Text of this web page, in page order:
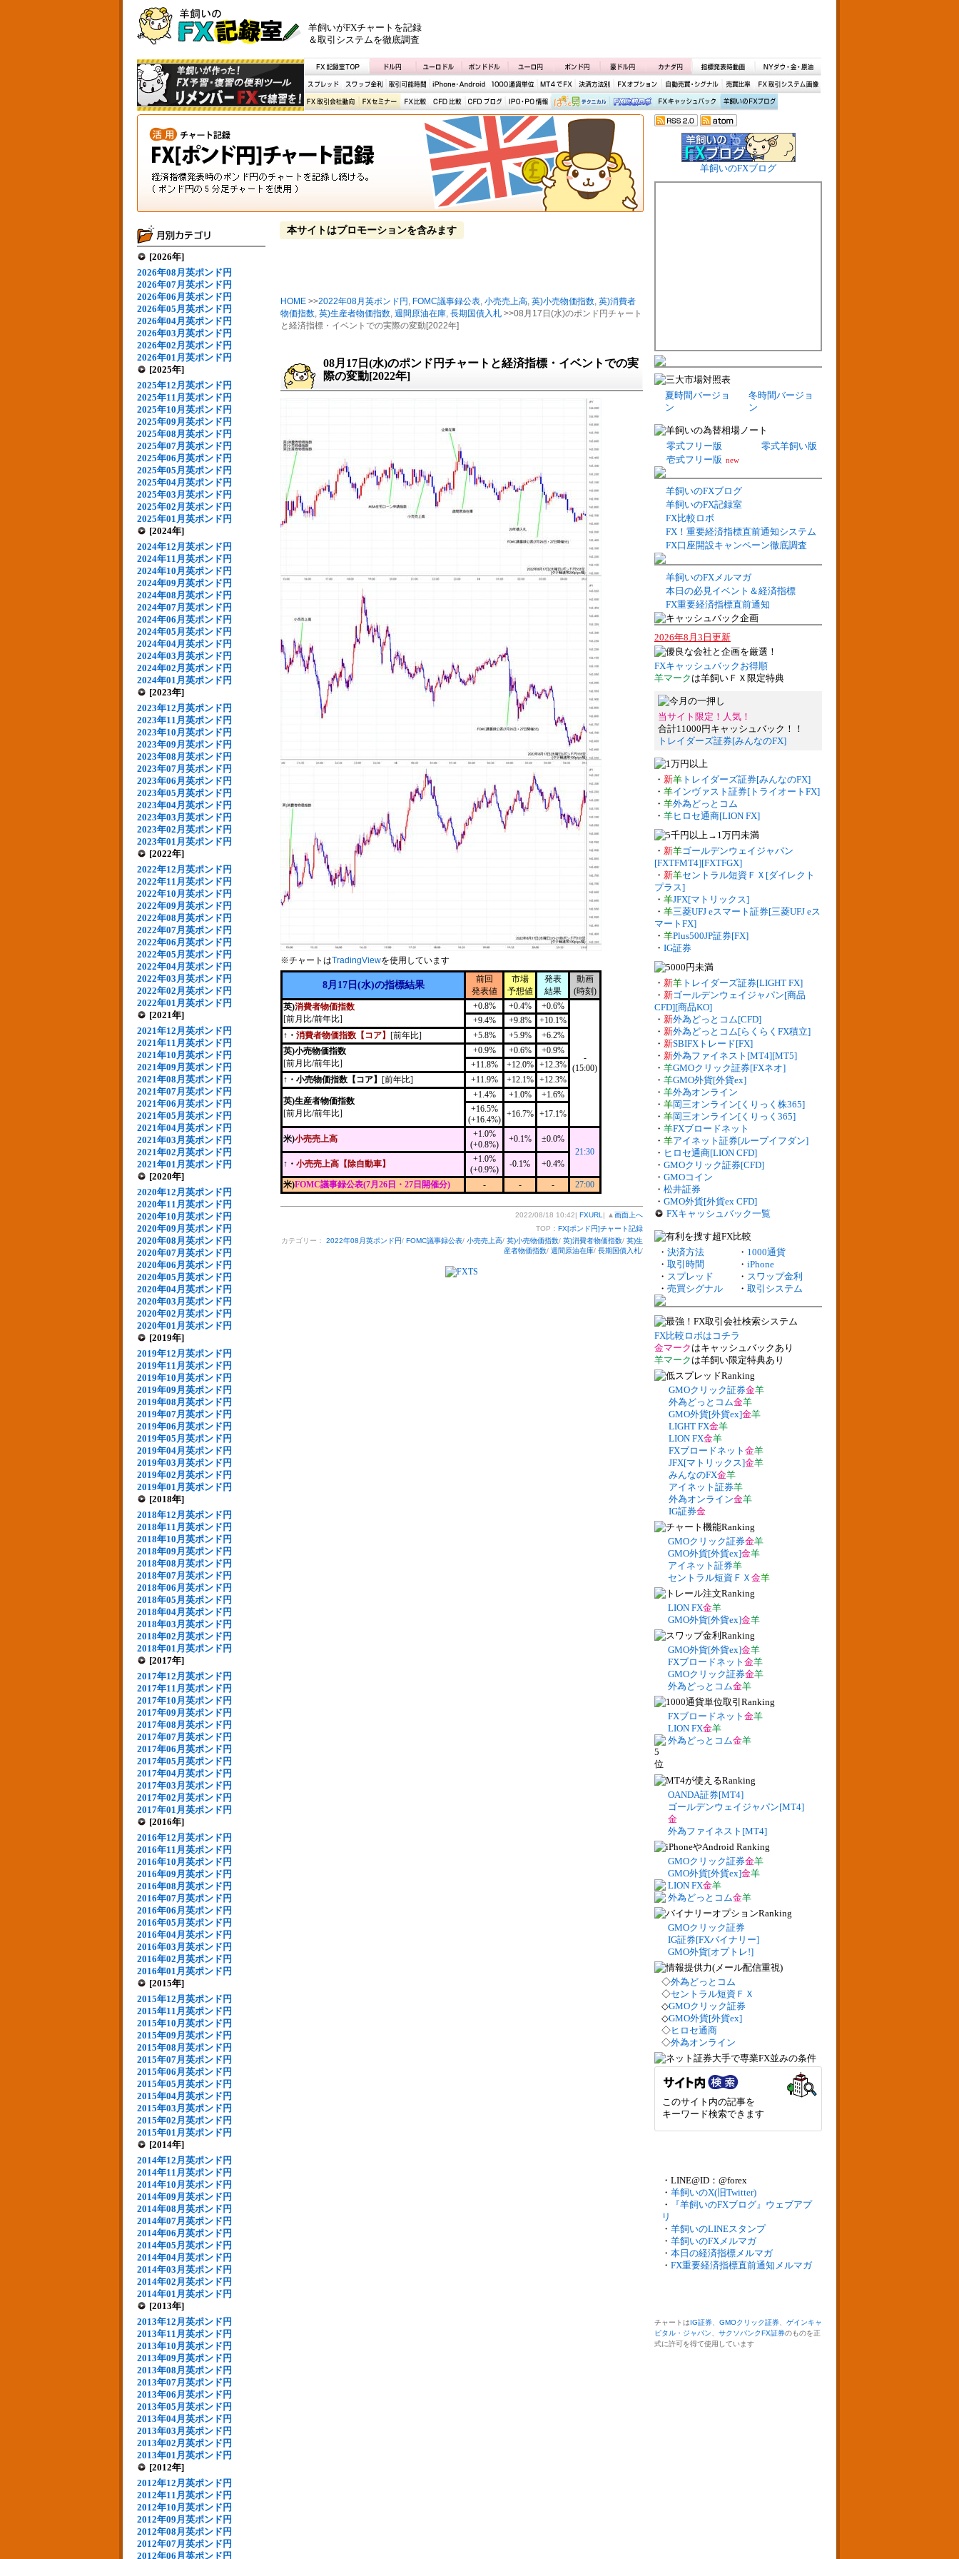
羊飼いがFXチャートを記録
＆取引システムを徹底調査
[2026年]
2026年08月英ポンド円
2026年07月英ポンド円
2026年06月英ポンド円
2026年05月英ポンド円
2026年04月英ポンド円
2026年03月英ポンド円
2026年02月英ポンド円
2026年01月英ポンド円
[2025年]
2025年12月英ポンド円
2025年11月英ポンド円
2025年10月英ポンド円
2025年09月英ポンド円
2025年08月英ポンド円
2025年07月英ポンド円
2025年06月英ポンド円
2025年05月英ポンド円
2025年04月英ポンド円
2025年03月英ポンド円
2025年02月英ポンド円
2025年01月英ポンド円
[2024年]
2024年12月英ポンド円
2024年11月英ポンド円
2024年10月英ポンド円
2024年09月英ポンド円
2024年08月英ポンド円
2024年07月英ポンド円
2024年06月英ポンド円
2024年05月英ポンド円
2024年04月英ポンド円
2024年03月英ポンド円
2024年02月英ポンド円
2024年01月英ポンド円
[2023年]
2023年12月英ポンド円
2023年11月英ポンド円
2023年10月英ポンド円
2023年09月英ポンド円
2023年08月英ポンド円
2023年07月英ポンド円
2023年06月英ポンド円
2023年05月英ポンド円
2023年04月英ポンド円
2023年03月英ポンド円
2023年02月英ポンド円
2023年01月英ポンド円
[2022年]
2022年12月英ポンド円
2022年11月英ポンド円
2022年10月英ポンド円
2022年09月英ポンド円
2022年08月英ポンド円
2022年07月英ポンド円
2022年06月英ポンド円
2022年05月英ポンド円
2022年04月英ポンド円
2022年03月英ポンド円
2022年02月英ポンド円
2022年01月英ポンド円
[2021年]
2021年12月英ポンド円
2021年11月英ポンド円
2021年10月英ポンド円
2021年09月英ポンド円
2021年08月英ポンド円
2021年07月英ポンド円
2021年06月英ポンド円
2021年05月英ポンド円
2021年04月英ポンド円
2021年03月英ポンド円
2021年02月英ポンド円
2021年01月英ポンド円
[2020年]
2020年12月英ポンド円
2020年11月英ポンド円
2020年10月英ポンド円
2020年09月英ポンド円
2020年08月英ポンド円
2020年07月英ポンド円
2020年06月英ポンド円
2020年05月英ポンド円
2020年04月英ポンド円
2020年03月英ポンド円
2020年02月英ポンド円
2020年01月英ポンド円
[2019年]
2019年12月英ポンド円
2019年11月英ポンド円
2019年10月英ポンド円
2019年09月英ポンド円
2019年08月英ポンド円
2019年07月英ポンド円
2019年06月英ポンド円
2019年05月英ポンド円
2019年04月英ポンド円
2019年03月英ポンド円
2019年02月英ポンド円
2019年01月英ポンド円
[2018年]
2018年12月英ポンド円
2018年11月英ポンド円
2018年10月英ポンド円
2018年09月英ポンド円
2018年08月英ポンド円
2018年07月英ポンド円
2018年06月英ポンド円
2018年05月英ポンド円
2018年04月英ポンド円
2018年03月英ポンド円
2018年02月英ポンド円
2018年01月英ポンド円
[2017年]
2017年12月英ポンド円
2017年11月英ポンド円
2017年10月英ポンド円
2017年09月英ポンド円
2017年08月英ポンド円
2017年07月英ポンド円
2017年06月英ポンド円
2017年05月英ポンド円
2017年04月英ポンド円
2017年03月英ポンド円
2017年02月英ポンド円
2017年01月英ポンド円
[2016年]
2016年12月英ポンド円
2016年11月英ポンド円
2016年10月英ポンド円
2016年09月英ポンド円
2016年08月英ポンド円
2016年07月英ポンド円
2016年06月英ポンド円
2016年05月英ポンド円
2016年04月英ポンド円
2016年03月英ポンド円
2016年02月英ポンド円
2016年01月英ポンド円
[2015年]
2015年12月英ポンド円
2015年11月英ポンド円
2015年10月英ポンド円
2015年09月英ポンド円
2015年08月英ポンド円
2015年07月英ポンド円
2015年06月英ポンド円
2015年05月英ポンド円
2015年04月英ポンド円
2015年03月英ポンド円
2015年02月英ポンド円
2015年01月英ポンド円
[2014年]
2014年12月英ポンド円
2014年11月英ポンド円
2014年10月英ポンド円
2014年09月英ポンド円
2014年08月英ポンド円
2014年07月英ポンド円
2014年06月英ポンド円
2014年05月英ポンド円
2014年04月英ポンド円
2014年03月英ポンド円
2014年02月英ポンド円
2014年01月英ポンド円
[2013年]
2013年12月英ポンド円
2013年11月英ポンド円
2013年10月英ポンド円
2013年09月英ポンド円
2013年08月英ポンド円
2013年07月英ポンド円
2013年06月英ポンド円
2013年05月英ポンド円
2013年04月英ポンド円
2013年03月英ポンド円
2013年02月英ポンド円
2013年01月英ポンド円
[2012年]
2012年12月英ポンド円
2012年11月英ポンド円
2012年10月英ポンド円
2012年09月英ポンド円
2012年08月英ポンド円
2012年07月英ポンド円
2012年06月英ポンド円
本サイトはプロモーションを含みます
HOME >>2022年08月英ポンド円 , FOMC議事録公表, 小売売上高, 英)小売物価指数, 英)消費者
物価指数, 英)生産者物価指数, 週間原油在庫, 長期国債入札 >>08月17日(水)のポンド円チャート
と経済指標・イベントでの実際の変動[2022年]
08月17日(水)のポンド円チャートと経済指標・イベントでの実
際の変動[2022年]
※チャートはTradingViewを使用しています
8月17日(水)の指標結果
前回
発表値
市場
予想値
発表
結果
動画
(時刻)
英)消費者物価指数
[前月比/前年比]
+0.8% +0.4% +0.6%
-
(15:00)
+9.4% +9.8%
+10.1%
↑・ 消費者物価指数【コア】 [前年比] +5.8% +5.9%
+6.2%
英)小売物価指数
[前月比/前年比]
+0.9% +0.6%
+0.9%
+11.8%
+12.0%
+12.3%
↑・小売物価指数【コア】 [前年比] +11.9% +12.1% +12.3%
英)生産者物価指数
[前月比/前年比]
+1.4% +1.0%
+1.6%
+16.5%
(+16.4%)
+16.7% +17.1%
米)小売売上高
+1.0%
(+0.8%)
+0.1%
±0.0%
21:30
↑・ 小売売上高【除自動車】
+1.0%
(+0.9%)
-0.1% +0.4%
米)FOMC議事録公表(7月26日・27日開催分) - - - 27:00
2022/08/18 10:42| FXURL | ▲ 画面上へ
TOP： FX[ポンド円]チャート記録
カテゴリー： 2022年08月英ポンド円/ FOMC議事録公表/ 小売売上高/ 英)小売物価指数/ 英)消費者物価指数/ 英)生
産者物価指数/ 週間原油在庫/ 長期国債入札/
羊飼いのFXブログ
夏時間バージョ
ン
冬時間バージョ
ン
零式フリー版
零式羊飼い版
壱式フリー版 new
羊飼いのFXブログ
羊飼いのFX記録室
FX比較ロボ
FX！重要経済指標直前通知システム
FX口座開設キャンペーン徹底調査
羊飼いのFXメルマガ
本日の必見イベント＆経済指標
FX重要経済指標直前通知
2026年8月3日更新
FXキャッシュバックお得順
羊マーク は羊飼いＦＸ限定特典
当サイト限定！人気！
合計11000円キャッシュバック！！
トレイダーズ証券[みんなのFX]
・ 新羊 トレイダーズ証券[みんなのFX]
・ 羊インヴァスト証券[トライオートFX]
・ 羊外為どっとコム
・ 羊ヒロセ通商[LION FX]
・ 新羊ゴールデンウェイジャパン
[FXTFMT4][FXTFGX]
・ 新羊セントラル短資ＦＸ[ダイレクト
プラス]
・ 羊JFX[マトリックス]
・ 羊三菱UFJ eスマート証券[三菱UFJ eス
マートFX]
・ 羊Plus500JP証券[FX]
・ IG証券
・ 新羊 トレイダーズ証券[LIGHT FX]
・ 新ゴールデンウェイジャパン[商品
CFD][商品KO]
・ 新外為どっとコム[CFD]
・ 新外為どっとコム[らくらくFX積立]
・ 新SBIFXトレード[FX]
・ 新外為ファイネスト[MT4][MT5]
・ 羊GMOクリック証券[FXネオ]
・ 羊GMO外貨[外貨ex]
・ 羊外為オンライン
・ 羊岡三オンライン[くりっく株365]
・ 羊岡三オンライン[くりっく365]
・ 羊FXブロードネット
・ 羊アイネット証券[ループイフダン]
・ ヒロセ通商[LION CFD]
・ GMOクリック証券[CFD]
・ GMOコイン
・ 松井証券
・ GMO外貨[外貨ex CFD]
FXキャッシュバック一覧
・ 決済方法 ・ 1000通貨
・ 取引時間 ・ iPhone
・ スプレッド ・ スワップ金利
・ 売買シグナル ・ 取引システム
FX比較ロボはコチラ
金マーク はキャッシュバックあり
羊マーク は羊飼い限定特典あり
GMOクリック証券金羊
外為どっとコム金羊
GMO外貨[外貨ex]金羊
LIGHT FX金羊
LION FX金羊
FXブロードネット 金羊
JFX[マトリックス]金羊
みんなのFX金羊
アイネット証券羊
外為オンライン金羊
IG証券金
GMOクリック証券金羊
GMO外貨[外貨ex]金羊
アイネット証券羊
セントラル短資ＦＸ 金羊
LION FX金羊
GMO外貨[外貨ex]金羊
GMO外貨[外貨ex]金羊
FXブロードネット 金羊
GMOクリック証券金羊
外為どっとコム金羊
FXブロードネット 金羊
LION FX金羊
外為どっとコム金羊
OANDA証券[MT4]
ゴールデンウェイジャパン[MT4]
金
外為ファイネスト[MT4]
GMOクリック証券金羊
GMO外貨[外貨ex]金羊
LION FX金羊
外為どっとコム金羊
GMOクリック証券
IG証券[FXバイナリー]
GMO外貨[オプトレ!]
◇外為どっとコム
◇セントラル短資ＦＸ
◇GMOクリック証券
◇GMO外貨[外貨ex]
◇ヒロセ通商
◇外為オンライン
このサイト内の記事を
キーワード検索できます
・LINE@ID：@forex
・ 羊飼いのX(旧Twitter)
・
『羊飼いのFXブログ』ウェブアプ
リ
・ 羊飼いのLINEスタンプ
・ 羊飼いのFXメルマガ
・ 本日の経済指標メルマガ
・ FX重要経済指標直前通知メルマガ
チャートはIG証券 GMOクリック証券
ゲインキャ
ピタル・ジャパン
サクソバンクFX証券のものを正
式に許可を得て使用しています